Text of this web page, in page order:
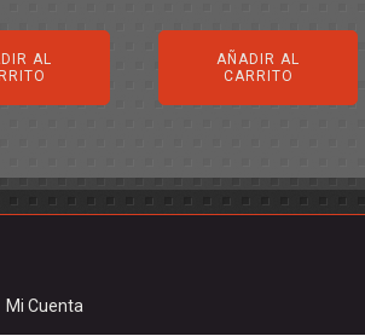
AL
original
era:
55,75€.
actual
49,95€.
AÑADIR AL
CARRITO
Mi Cuenta